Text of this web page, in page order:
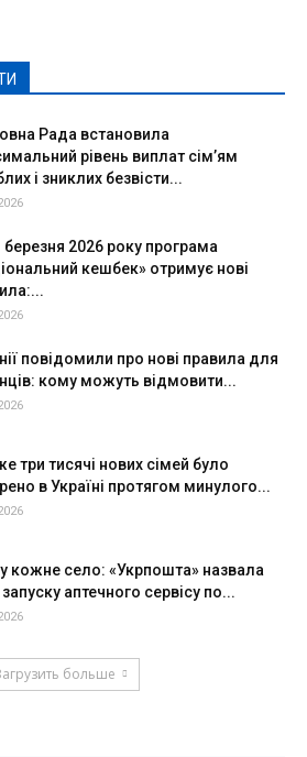
Рада встановила
рівень виплат сім’ям
і зниклих безвісти...
березня 2026 року програма
кешбек» отримує нові
повідомили про нові правила для
кому можуть відмовити...
три тисячі нових сімей було
в Україні протягом минулого...
кожне село: «Укрпошта» назвала
аптечного сервісу по...
больше